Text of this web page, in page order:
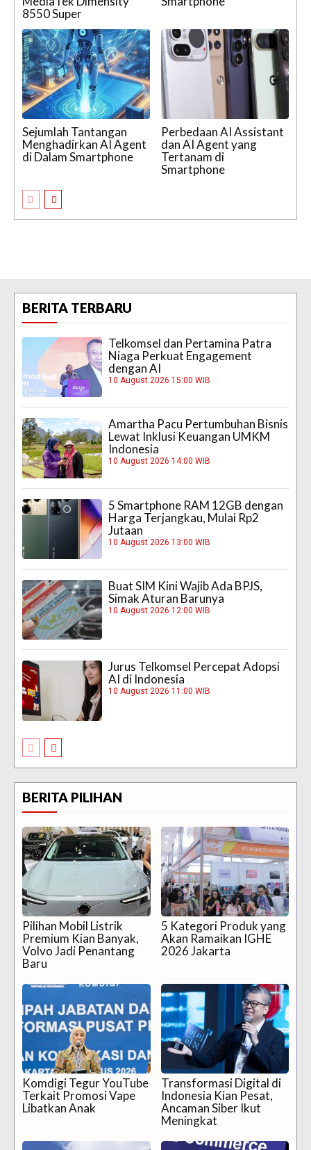
8550 Super
Sejumlah Tantangan
Menghadirkan AI Agent
di Dalam Smartphone
Perbedaan AI Assistant
dan AI Agent yang
Tertanam di
Smartphone
BERITA TERBARU
Telkomsel dan Pertamina Patra
Niaga Perkuat Engagement
dengan AI
10 August 2026 15:00 WIB
Amartha Pacu Pertumbuhan Bisnis
Lewat Inklusi Keuangan UMKM
Indonesia
10 August 2026 14:00 WIB
5 Smartphone RAM 12GB dengan
Harga Terjangkau, Mulai Rp2
Jutaan
10 August 2026 13:00 WIB
Buat SIM Kini Wajib Ada BPJS,
Simak Aturan Barunya
10 August 2026 12:00 WIB
Jurus Telkomsel Percepat Adopsi
AI di Indonesia
10 August 2026 11:00 WIB
BERITA PILIHAN
Pilihan Mobil Listrik
Premium Kian Banyak,
Volvo Jadi Penantang
Baru
5 Kategori Produk yang
Akan Ramaikan IGHE
2026 Jakarta
Komdigi Tegur YouTube
Terkait Promosi Vape
Libatkan Anak
Transformasi Digital di
Indonesia Kian Pesat,
Ancaman Siber Ikut
Meningkat